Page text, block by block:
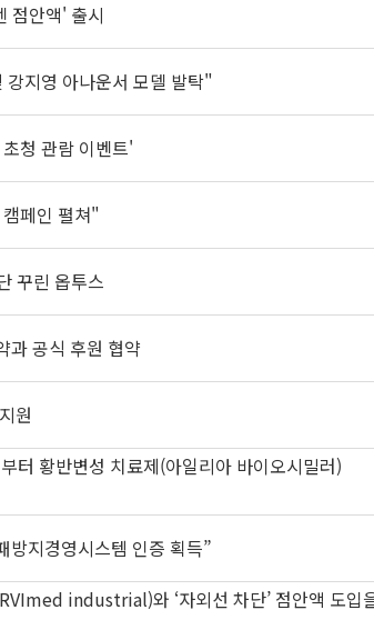
점안액' 출시
지영 아나운서 모델 발탁"
청 관람 이벤트'
페인 펼쳐"
꾸린 옵투스
과 공식 후원 협약
원
터 황반변성 치료제(아일리아 바이오시밀러)
지경영시스템 인증 획득”
industrial)와 ‘자외선 차단’ 점안액 도입